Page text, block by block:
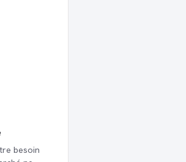
besoin